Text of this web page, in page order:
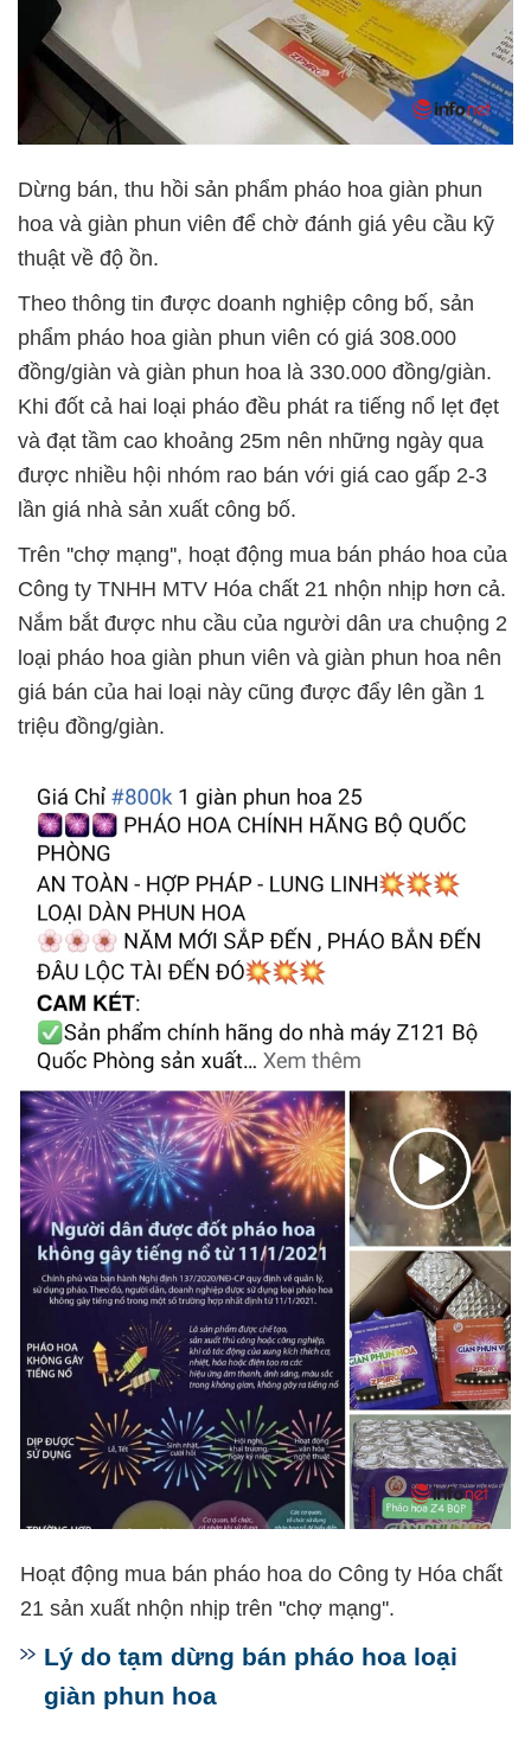
Dừng bán, thu hồi sản phẩm pháo hoa giàn phun
hoa và giàn phun viên để chờ đánh giá yêu cầu kỹ
thuật về độ ồn.
Theo thông tin được doanh nghiệp công bố, sản
phẩm pháo hoa giàn phun viên có giá 308.000
đồng/giàn và giàn phun hoa là 330.000 đồng/giàn.
Khi đốt cả hai loại pháo đều phát ra tiếng nổ lẹt đẹt
và đạt tầm cao khoảng 25m nên những ngày qua
được nhiều hội nhóm rao bán với giá cao gấp 2-3
lần giá nhà sản xuất công bố.
Trên ''chợ mạng'', hoạt động mua bán pháo hoa của
Công ty TNHH MTV Hóa chất 21 nhộn nhịp hơn cả.
Nắm bắt được nhu cầu của người dân ưa chuộng 2
loại pháo hoa giàn phun viên và giàn phun hoa nên
giá bán của hai loại này cũng được đẩy lên gần 1
triệu đồng/giàn.
Hoạt động mua bán pháo hoa do Công ty Hóa chất
21 sản xuất nhộn nhịp trên ''chợ mạng''.
Lý do tạm dừng bán pháo hoa loại
giàn phun hoa